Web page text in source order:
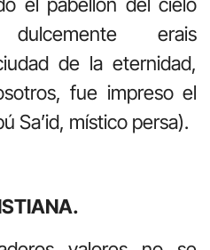
el pabellón del cielo
erais
de la eternidad,
fue impreso el
Sa’id, místico persa).